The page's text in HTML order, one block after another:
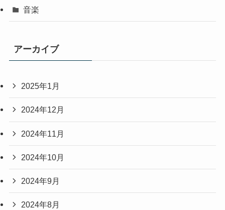
音楽
アーカイブ
2025年1月
2024年12月
2024年11月
2024年10月
2024年9月
2024年8月